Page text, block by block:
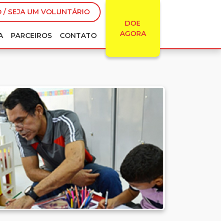
/ SEJA UM VOLUNTÁRIO
DOE
AGORA
PARCEIROS CONTATO